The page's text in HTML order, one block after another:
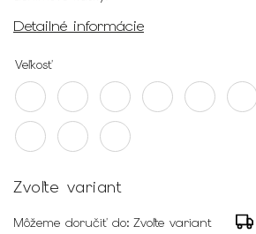
Detailné informácie
Veľkosť
Zvoľte variant
Môžeme doručiť do: Zvoľte variant